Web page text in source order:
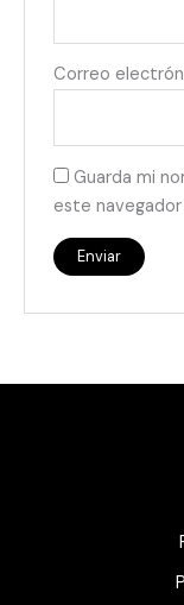
Correo
Guarda mi
este